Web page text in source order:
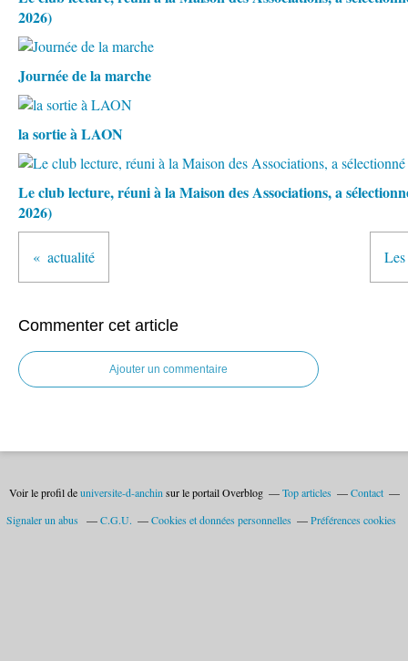
2026)
Journée de la marche
la sortie à LAON
Le club lecture, réuni à la Maison des Associations, a
2026)
actualité
Commenter cet article
Ajouter un commentaire
Voir le profil deuniversite-d-anchin sur le portail Overblog Top articles
Contact
Signaler un abus
C.G.U. Cookies et données personnelles Préférences cookies